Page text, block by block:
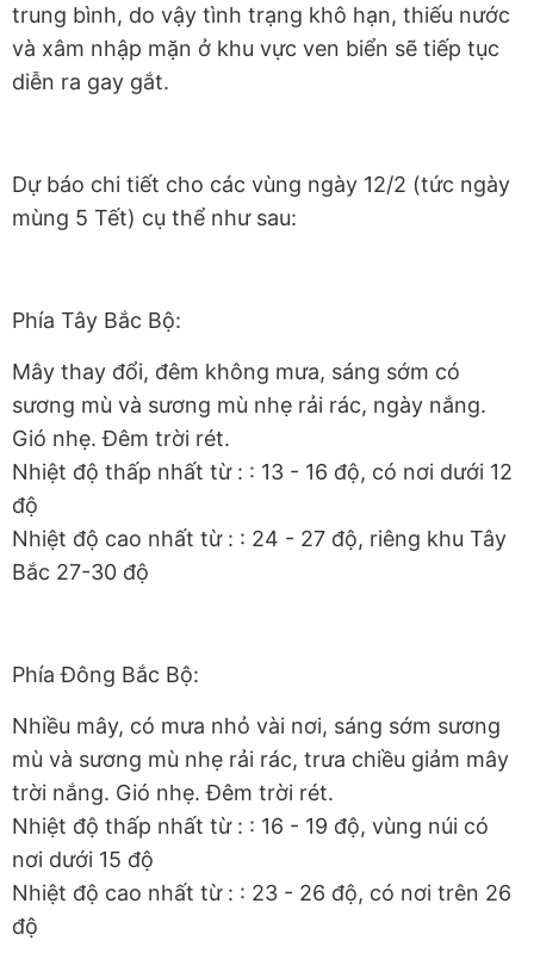
trung bình, do vậy tình trạng khô hạn, thiếu nước
và xâm nhập mặn ở khu vực ven biển sẽ tiếp tục
diễn ra gay gắt.
Dự báo chi tiết cho các vùng ngày 12/2 (tức ngày
mùng 5 Tết) cụ thể như sau:
Phía Tây Bắc Bộ:
Mây thay đổi, đêm không mưa, sáng sớm có
sương mù và sương mù nhẹ rải rác, ngày nắng.
Gió nhẹ. Đêm trời rét.
Nhiệt độ thấp nhất từ : : 13 - 16 độ, có nơi dưới 12
độ
Nhiệt độ cao nhất từ : : 24 - 27 độ, riêng khu Tây
Bắc 27-30 độ
Phía Đông Bắc Bộ:
Nhiều mây, có mưa nhỏ vài nơi, sáng sớm sương
mù và sương mù nhẹ rải rác, trưa chiều giảm mây
trời nắng. Gió nhẹ. Đêm trời rét.
Nhiệt độ thấp nhất từ : : 16 - 19 độ, vùng núi có
nơi dưới 15 độ
Nhiệt độ cao nhất từ : : 23 - 26 độ, có nơi trên 26
độ